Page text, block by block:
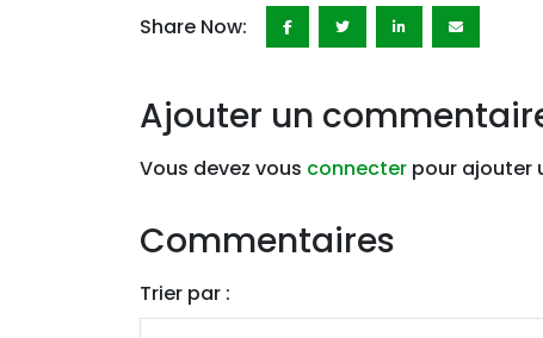
Share Now:
Ajouter un
Vous devez vous connecter pour ajouter
Commentaires
Trier par :